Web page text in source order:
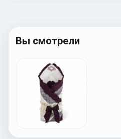
Вы смотрели